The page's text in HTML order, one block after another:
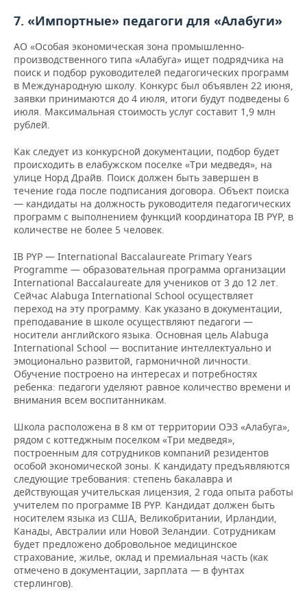
7. «Импортные» педагоги для «Алабуги»
АО «Особая экономическая зона промышленно-
производственного типа «Алабуга» ищет подрядчика на
поиск и подбор руководителей педагогических программ
в Международную школу. Конкурс был объявлен 22 июня,
заявки принимаются до 4 июля, итоги будут подведены 6
июля. Максимальная стоимость услуг составит 1,9 млн
рублей.
Как следует из конкурсной документации, подбор будет
происходить в елабужском поселке «Три медведя», на
улице Норд Драйв. Поиск должен быть завершен в
течение года после подписания договора. Объект поиска
— кандидаты на должность руководителя педагогических
программ с выполнением функций координатора IB PYP, в
количестве не более 5 человек.
IB PYP — International Baccalaureate Primary Years
Programme — образовательная программа организации
International Baccalaureate для учеников от 3 до 12 лет.
Сейчас Alabuga International School осуществляет
переход на эту программу. Как указано в документации,
преподавание в школе осуществляют педагоги —
носители английского языка. Основная цель Alabuga
International School — воспитание интеллектуально и
эмоционально развитой, гармоничной личности.
Обучение построено на интересах и потребностях
ребенка: педагоги уделяют равное количество времени и
внимания всем воспитанникам.
Школа расположена в 8 км от территории ОЭЗ «Алабуга»,
рядом с коттеджным поселком «Три медведя»,
построенным для сотрудников компаний резидентов
особой экономической зоны. К кандидату предъявляются
следующие требования: степень бакалавра и
действующая учительская лицензия, 2 года опыта работы
учителем по программе IB PYP. Кандидат должен быть
носителем языка из США, Великобритании, Ирландии,
Канады, Австралии или Новой Зеландии. Сотрудникам
будет предложено добровольное медицинское
страхование, жилье, оклад и премиальная часть (как
отмечено в документации, зарплата — в фунтах
стерлингов).